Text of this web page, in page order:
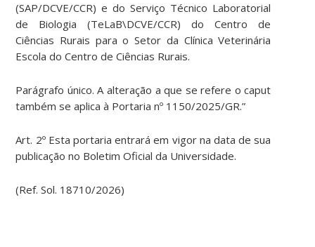
(SAP/DCVE/CCR) e do Serviço Técnico Laboratorial
de Biologia (TeLaB\DCVE/CCR) do Centro de
Ciências Rurais para o Setor da Clínica Veterinária
Escola do Centro de Ciências Rurais.
Parágrafo único. A alteração a que se refere o caput
também se aplica à Portaria nº 1150/2025/GR.”
Art. 2º Esta portaria entrará em vigor na data de sua
publicação no Boletim Oficial da Universidade.
(Ref. Sol. 18710/2026)